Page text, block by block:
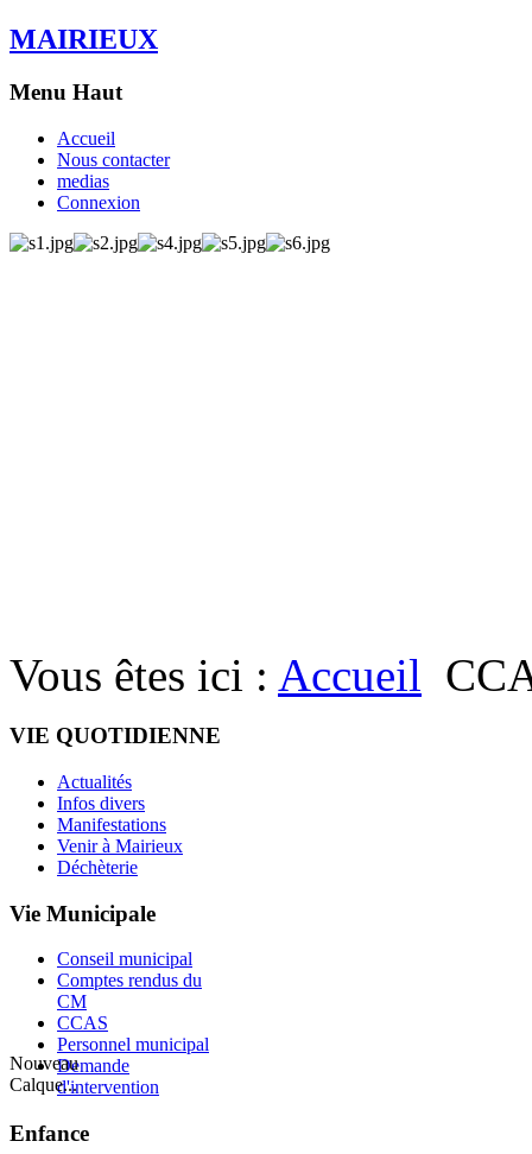
MAIRIEUX
Menu Haut
Accueil
Nous contacter
medias
Connexion
Vous êtes ici : Accueil
VIE QUOTIDIENNE
Actualités
Infos divers
Manifestations
Venir à Mairieux
Déchèterie
Vie Municipale
Conseil municipal
Comptes rendus du
CM
CCAS
Personnel municipal
Demande
d'intervention
Enfance
Nouveau
Calque...